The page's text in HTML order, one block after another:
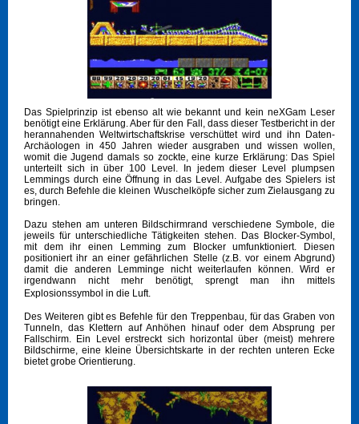
Das Spielprinzip ist ebenso alt wie bekannt und kein neXGam Leser
benötigt eine Erklärung. Aber für den Fall, dass dieser Testbericht in der
herannahenden Weltwirtschaftskrise verschüttet wird und ihn Daten-
Archäologen in 450 Jahren wieder ausgraben und wissen wollen,
womit die Jugend damals so zockte, eine kurze Erklärung: Das Spiel
unterteilt sich in über 100 Level. In jedem dieser Level plumpsen
Lemmings durch eine Öffnung in das Level. Aufgabe des Spielers ist
es, durch Befehle die kleinen Wuschelköpfe sicher zum Zielausgang zu
bringen.
Dazu stehen am unteren Bildschirmrand verschiedene Symbole, die
jeweils für unterschiedliche Tätigkeiten stehen. Das Blocker-Symbol,
mit dem ihr einen Lemming zum Blocker umfunktioniert. Diesen
positioniert ihr an einer gefährlichen Stelle (z.B. vor einem Abgrund)
damit die anderen Lemminge nicht weiterlaufen können. Wird er
irgendwann nicht mehr benötigt, sprengt man ihn mittels
Explosionssymbol in die Luft.
Des Weiteren gibt es Befehle für den Treppenbau, für das Graben von
Tunneln, das Klettern auf Anhöhen hinauf oder dem Absprung per
Fallschirm. Ein Level erstreckt sich horizontal über (meist) mehrere
Bildschirme, eine kleine Übersichtskarte in der rechten unteren Ecke
bietet grobe Orientierung.